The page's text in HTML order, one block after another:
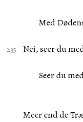
Med Dødens
Nei, seer du
Seer du med
Meer end de